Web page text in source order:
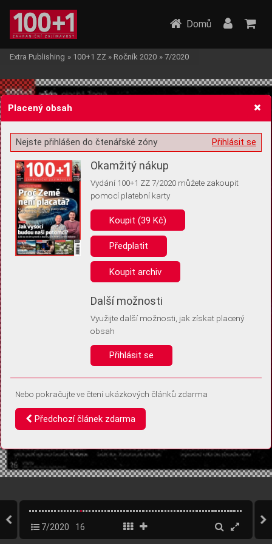
Žádost o souhlas s ukládáním volitelných informací
Pro základní fungování webu nepotřebujeme ukládat žádné informace
(tzv. cookies apod.). Rádi bychom vás ale požádali o souhlas s
uložením volitelných informací:
Anonymní unikátní ID
Díky němu příště poznáme, že se jedná o stejné zařízení, a
Identifikátor je zcela anonymní.
Vaše souhlasy a odmítnutí si ukládáme do vašeho zařízení, abychom se
vás už příště znovu neptali. Můžete je kdykoli později upravit ve Správě
Domů
Extra Publishing » 100+1 ZZ » Ročník 2020 » 7/2020
7/2020 16
Placený obsah
Přihlásit se
Nejste přihlášen do čtenářské zóny
Okamžitý nákup
Vydání 100+1 ZZ 7/2020 můžete zakoupit
pomocí platební karty
Koupit (39 Kč)
Předplatit
Koupit archiv
Další možnosti
Využijte další možnosti, jak získat placený
obsah
Přihlásit se
Nebo pokračujte ve čtení ukázkových článků zdarma
Předchozí článek zdarma